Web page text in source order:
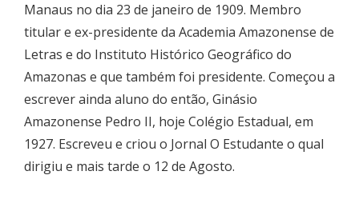
Manaus no dia 23 de janeiro de 1909. Membro
titular e ex-presidente da Academia Amazonense de
Letras e do Instituto Histórico Geográfico do
Amazonas e que também foi presidente. Começou a
escrever ainda aluno do então, Ginásio
Amazonense Pedro II, hoje Colégio Estadual, em
1927. Escreveu e criou o Jornal O Estudante o qual
dirigiu e mais tarde o 12 de Agosto.